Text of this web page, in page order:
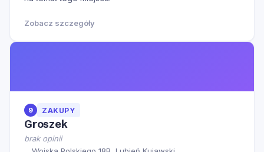
Zobacz szczegóły
9 ZAKUPY
Groszek
brak opinii